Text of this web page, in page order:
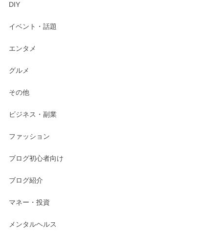
DIY
イベント・話題
エンタメ
グルメ
その他
ビジネス・副業
ファッション
ブログ初心者向け
ブログ紹介
マネー・投資
メンタルヘルス